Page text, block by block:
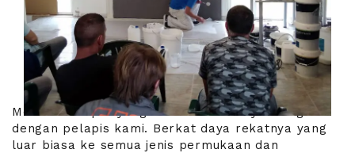
Membuat dapur yang tahan noda hanya mungkin
dengan pelapis kami. Berkat daya rekatnya yang
luar biasa ke semua jenis permukaan dan